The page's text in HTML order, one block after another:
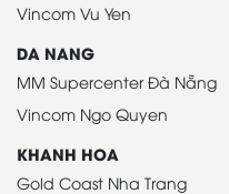
Vincom Vu Yen
DA NANG
MM Supercenter Đà Nẵng
Vincom Ngo Quyen
KHANH HOA
Gold Coast Nha Trang